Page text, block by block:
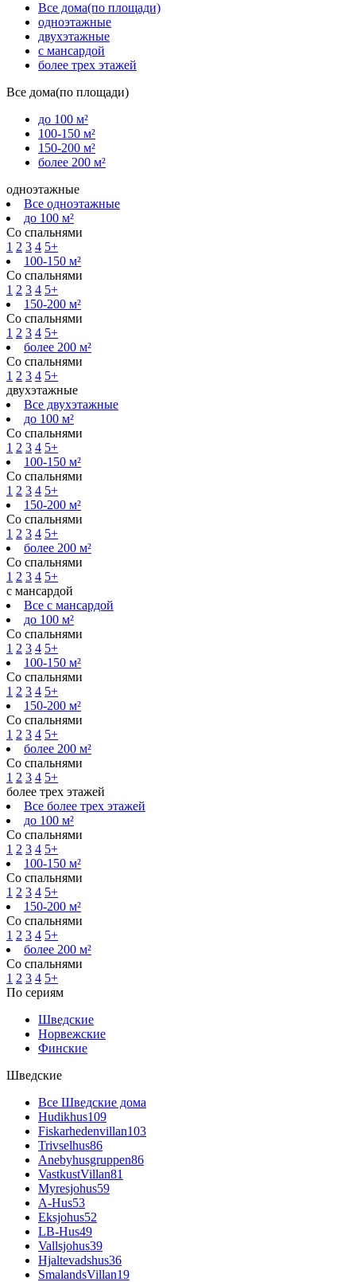
Все дома(по площади)
одноэтажные
двухэтажные
с мансардой
более трех этажей
Все дома(по площади)
до 100 м²
100-150 м²
150-200 м²
более 200 м²
одноэтажные
Все одноэтажные
до 100 м²
Со спальнями
1 2 3 4 5+
100-150 м²
Со спальнями
1 2 3 4 5+
150-200 м²
Со спальнями
1 2 3 4 5+
более 200 м²
Со спальнями
1 2 3 4 5+
двухэтажные
Все двухэтажные
до 100 м²
Со спальнями
1 2 3 4 5+
100-150 м²
Со спальнями
1 2 3 4 5+
150-200 м²
Со спальнями
1 2 3 4 5+
более 200 м²
Со спальнями
1 2 3 4 5+
с мансардой
Все с мансардой
до 100 м²
Со спальнями
1 2 3 4 5+
100-150 м²
Со спальнями
1 2 3 4 5+
150-200 м²
Со спальнями
1 2 3 4 5+
более 200 м²
Со спальнями
1 2 3 4 5+
более трех этажей
Все более трех этажей
до 100 м²
Со спальнями
1 2 3 4 5+
100-150 м²
Со спальнями
1 2 3 4 5+
150-200 м²
Со спальнями
1 2 3 4 5+
более 200 м²
Со спальнями
1 2 3 4 5+
По сериям
Шведские
Норвежские
Финские
Шведские
Все Шведские дома
Hudikhus109
Fiskarhedenvillan103
Trivselhus86
Anebyhusgruppen86
VastkustVillan81
Myresjohus59
A-Hus53
Eksjohus52
LB-Hus49
Vallsjohus39
Hjaltevadshus36
SmalandsVillan19